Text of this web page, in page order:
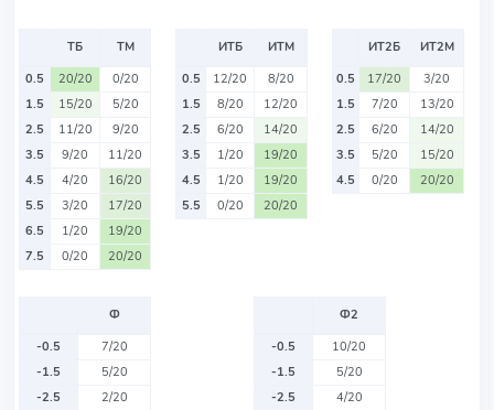
ТБ
ТМ
0.5
20/20
0/20
1.5
15/20
5/20
2.5
11/20
9/20
3.5
9/20
11/20
4.5
4/20
16/20
5.5
3/20
17/20
6.5
1/20
19/20
7.5
0/20 20/20
ИТБ
ИТМ
0.5
12/20
8/20
1.5
8/20
12/20
2.5
6/20
14/20
3.5
1/20
19/20
4.5
1/20
19/20
5.5
0/20 20/20
ИТ2Б
ИТ2М
0.5
17/20
3/20
1.5
7/20
13/20
2.5
6/20
14/20
3.5
5/20
15/20
4.5
0/20 20/20
Ф
-0.5
7/20
-1.5
5/20
-2.5
2/20
Ф2
-0.5
10/20
-1.5
5/20
-2.5
4/20